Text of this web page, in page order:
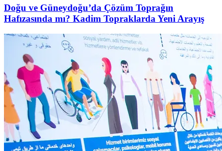
Doğu ve Güneydoğu’da Çözüm Toprağın
Hafızasında mı? Kadim Topraklarda Yeni Arayış